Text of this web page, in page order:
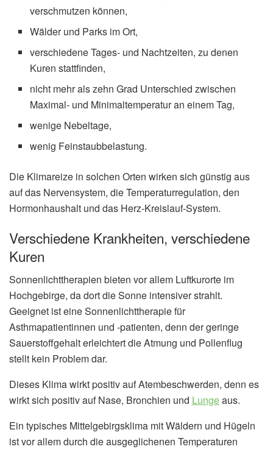
verschmutzen können,
Wälder und Parks im Ort,
verschiedene Tages- und Nachtzeiten, zu denen
Kuren stattfinden,
nicht mehr als zehn Grad Unterschied zwischen
Maximal- und Minimaltemperatur an einem Tag,
wenige Nebeltage,
wenig Feinstaubbelastung.
Die Klimareize in solchen Orten wirken sich günstig aus
auf das Nervensystem, die Temperaturregulation, den
Hormonhaushalt und das Herz-Kreislauf-System.
Verschiedene Krankheiten, verschiedene
Kuren
Sonnenlichttherapien bieten vor allem Luftkurorte im
Hochgebirge, da dort die Sonne intensiver strahlt.
Geeignet ist eine Sonnenlichttherapie für
Asthmapatientinnen und -patienten, denn der geringe
Sauerstoffgehalt erleichtert die Atmung und Pollenflug
stellt kein Problem dar.
Dieses Klima wirkt positiv auf Atembeschwerden, denn es
wirkt sich positiv auf Nase, Bronchien und Lungeaus.
Ein typisches Mittelgebirgsklima mit Wäldern und Hügeln
ist vor allem durch die ausgeglichenen Temperaturen